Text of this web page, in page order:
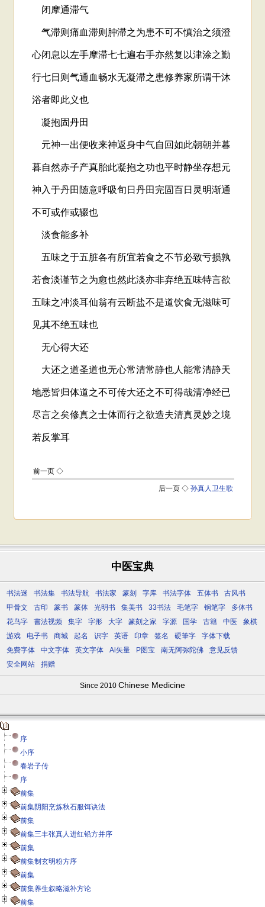
中医宝典
书法迷 书法集 书法导航 书法家 篆刻 字库 书法字体 五体书
古风书
甲骨文
古印 篆书 篆体 光明书 集美书 33书法 毛笔字 钢笔字
多体书
花鸟字
書法视频 集字 字形 大字 篆刻之家 字源 国学 古籍 中医
象棋
游戏
电子书 商城 起名 识字 英语 印章 签名 硬筆字
字体下载
免费字体
中文字体 英文字体 Ai矢量 P图宝 南无阿弥陀佛
意见反馈
安全网站
捐赠
Since 2010 Chinese Medicine
序
小序
春岩子传
序
前集
前集阴阳烹炼秋石服饵诀法
前集
前集三丰张真人进红铅方并序
前集
前集制玄明粉方序
前集
前集养生叙略滋补方论
前集